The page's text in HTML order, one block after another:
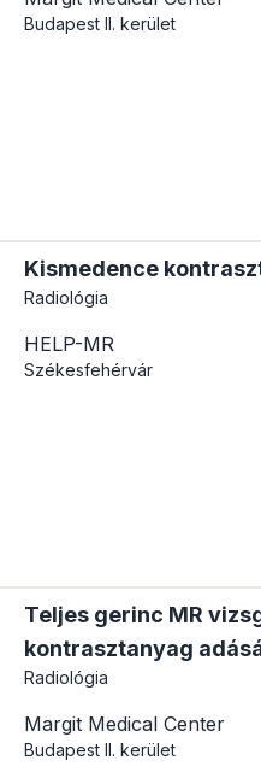
Budapest II. kerület
Kismedence
Radiológia
HELP-MR
Székesfehérvár
Teljes gerinc MR
kontrasztanyag
Radiológia
Margit Medical Center
Budapest II. kerület